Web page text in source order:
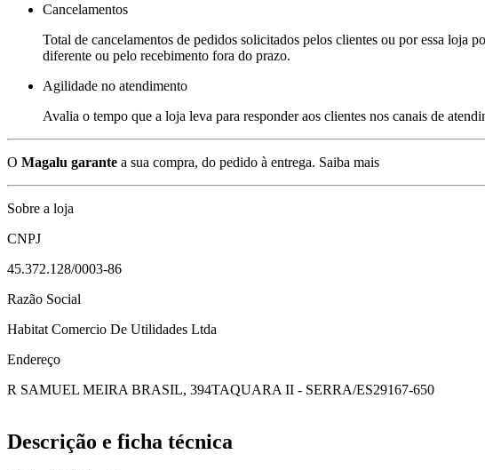
Cancelamentos
Total de cancelamentos de pedidos solicitados pelos clientes ou por essa loja
diferente ou pelo recebimento fora do prazo.
Agilidade no atendimento
Avalia o tempo que a loja leva para responder aos clientes nos canais de
O Magalu garante a sua compra, do pedido à entrega. Saiba mais
Sobre a loja
CNPJ
45.372.128/0003-86
Razão Social
Habitat Comercio De Utilidades Ltda
Endereço
R SAMUEL MEIRA BRASIL, 394TAQUARA II - SERRA/ES29167-650
Descrição e ficha técnica